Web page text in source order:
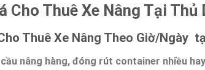
Cho Thuê Xe Nâng Tại
Thuê Xe Nâng Theo Giờ/Ngày
cầu nâng hàng, đóng rút container nhiều